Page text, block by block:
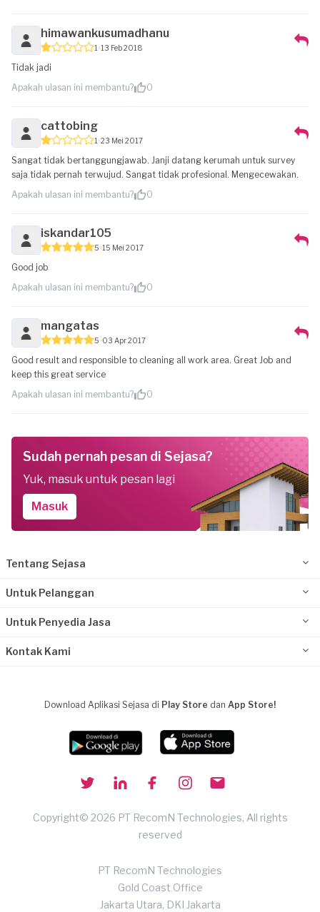
himawankusumadhanu
1 13 Feb 2018
Tidak jadi
Apakah ulasan ini membantu?
0
cattobing
1 23 Mei 2017
Sangat tidak bertanggungjawab. Janji datang kerumah untuk survey
saja tidak pernah terwujud. Sangat tidak profesional. Mengecewakan.
Apakah ulasan ini membantu?
0
iskandar105
5 15 Mei 2017
Good job
Apakah ulasan ini membantu?
0
mangatas
5 03 Apr 2017
Good result and responsible to cleaning all work area. Great Job and
keep this great service
Apakah ulasan ini membantu?
0
Sudah pernah pesan di Sejasa?
Yuk, masuk untuk pesan lagi
Masuk
Tentang Sejasa
Untuk Pelanggan
Untuk Penyedia Jasa
Kontak Kami
Download Aplikasi Sejasa di Play Store dan App Store!
Copyright© 2026 PT RecomN Technologies, All rights
reserved
PT RecomN Technologies
Gold Coast Office
Jakarta Utara, DKI Jakarta